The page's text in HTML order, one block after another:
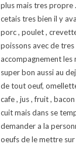
plus mais tres propre
cetais tres bien il y
porc , poulet ,
poissons avec de tres
accompagnement les
super bon aussi au
de tout oeuf,
cafe , jus , fruit ,
cuit mais dans se
demander a la
oeufs de le mettre